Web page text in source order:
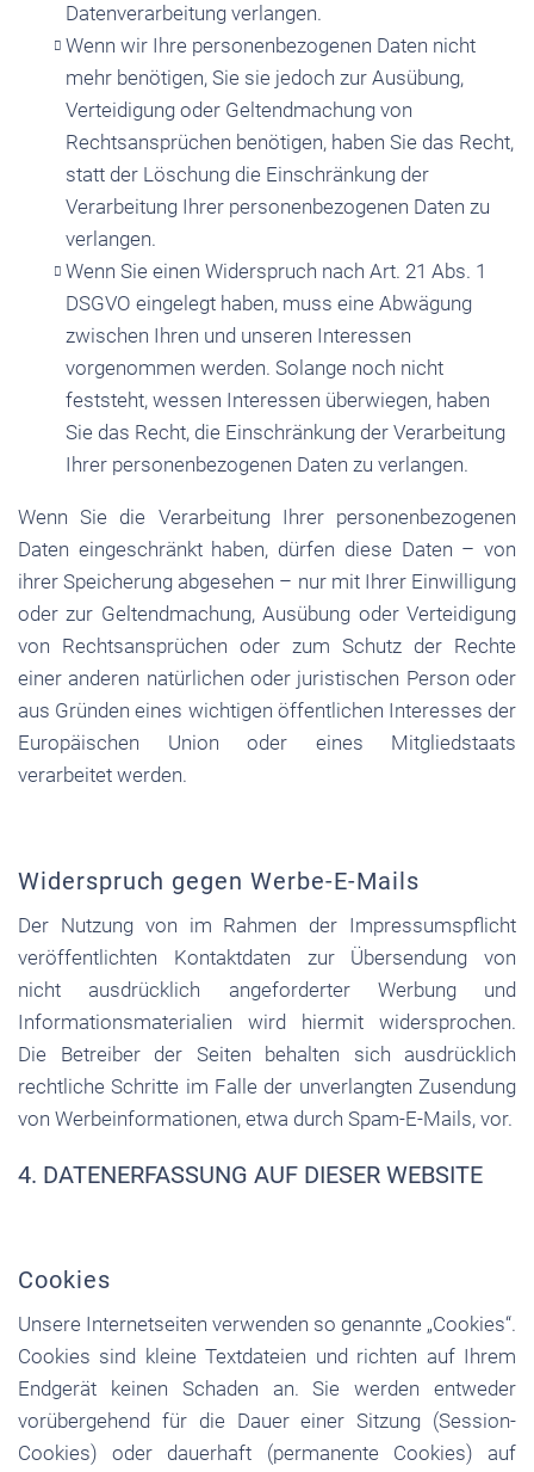
Datenverarbeitung verlangen.
Wenn wir Ihre personenbezogenen Daten nicht
mehr benötigen, Sie sie jedoch zur Ausübung,
Verteidigung oder Geltendmachung von
Rechtsansprüchen benötigen, haben Sie das Recht,
statt der Löschung die Einschränkung der
Verarbeitung Ihrer personenbezogenen Daten zu
verlangen.
Wenn Sie einen Widerspruch nach Art. 21 Abs. 1
DSGVO eingelegt haben, muss eine Abwägung
zwischen Ihren und unseren Interessen
vorgenommen werden. Solange noch nicht
feststeht, wessen Interessen überwiegen, haben
Sie das Recht, die Einschränkung der Verarbeitung
Ihrer personenbezogenen Daten zu verlangen.
Wenn Sie die Verarbeitung Ihrer personenbezogenen
Daten eingeschränkt haben, dürfen diese Daten – von
ihrer Speicherung abgesehen – nur mit Ihrer Einwilligung
oder zur Geltendmachung, Ausübung oder Verteidigung
von Rechtsansprüchen oder zum Schutz der Rechte
einer anderen natürlichen oder juristischen Person oder
aus Gründen eines wichtigen öffentlichen Interesses der
Europäischen Union oder eines Mitgliedstaats
verarbeitet werden.
Widerspruch gegen Werbe-E-Mails
Der Nutzung von im Rahmen der Impressumspflicht
veröffentlichten Kontaktdaten zur Übersendung von
nicht ausdrücklich angeforderter Werbung und
Informationsmaterialien wird hiermit widersprochen.
Die Betreiber der Seiten behalten sich ausdrücklich
rechtliche Schritte im Falle der unverlangten Zusendung
von Werbeinformationen, etwa durch Spam-E-Mails, vor.
4. DATENERFASSUNG AUF DIESER WEBSITE
Cookies
Unsere Internetseiten verwenden so genannte „Cookies“.
Cookies sind kleine Textdateien und richten auf Ihrem
Endgerät keinen Schaden an. Sie werden entweder
vorübergehend für die Dauer einer Sitzung (Session-
Cookies) oder dauerhaft (permanente Cookies) auf